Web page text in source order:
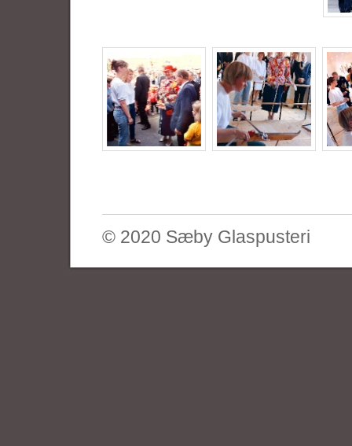
© 2020 Sæby Glaspusteri